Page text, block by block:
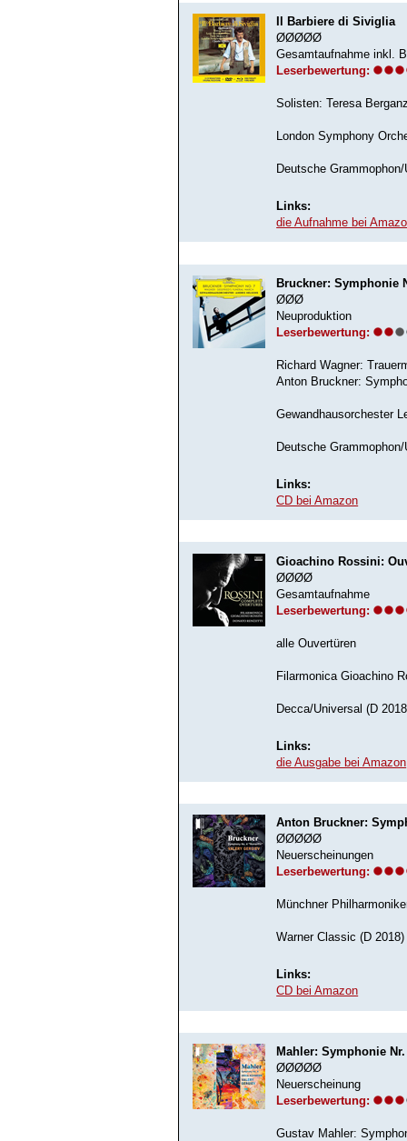
Il Barbiere di Siviglia
ØØØØØ
Gesamtaufnahme inkl.
Leserbewertung:
Solisten: Teresa
London Symphony
Deutsche
Links:
die Aufnahme bei
Bruckner: Symphonie
ØØØ
Neuproduktion
Leserbewertung:
Richard Wagner:
Anton Bruckner:
Gewandhausorchester
Deutsche
Links:
CD bei Amazon
Gioachino Rossini:
ØØØØ
Gesamtaufnahme
Leserbewertung:
alle Ouvertüren
Filarmonica Gioachino
Decca/Universal (D
Links:
die Ausgabe bei Amazon
Anton Bruckner:
ØØØØØ
Neuerscheinungen
Leserbewertung:
Münchner
Warner Classic (D 2018)
Links:
CD bei Amazon
Mahler: Symphonie Nr.
ØØØØØ
Neuerscheinung
Leserbewertung:
Gustav Mahler: